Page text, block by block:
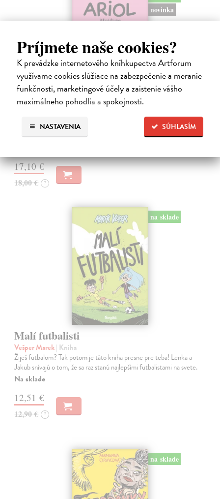
Príjmete naše cookies?
K prevádzke internetového kníhkupectva Artforum
využívame cookies slúžiace na zabezpečenie a meranie
funkčnosti, marketingové účely a zaistenie vášho
maximálneho pohodlia a spokojnosti.
SÚHLASÍM
NASTAVENIA
novinka
Ariol 4
Guibert Emmanuel| Kniha
PEŤULA je krásna a ako pekne vonia! Ariol sedí v triede rovno za ňou
a vo svojich myšlienkach ju zasýpa komplimentami. Dokonca si
predstavuje, ako jej hovorí, že ju miluje.
17,10 €
18,00 € ?
na sklade
Malí futbalisti
Vešper Marek| Kniha
Žiješ futbalom? Tak potom je táto kniha presne pre teba! Lenka a
Jakub snívajú o tom, že sa raz stanú najlepšími futbalistami na svete.
Na sklade
12,51 €
12,90 € ?
na sklade